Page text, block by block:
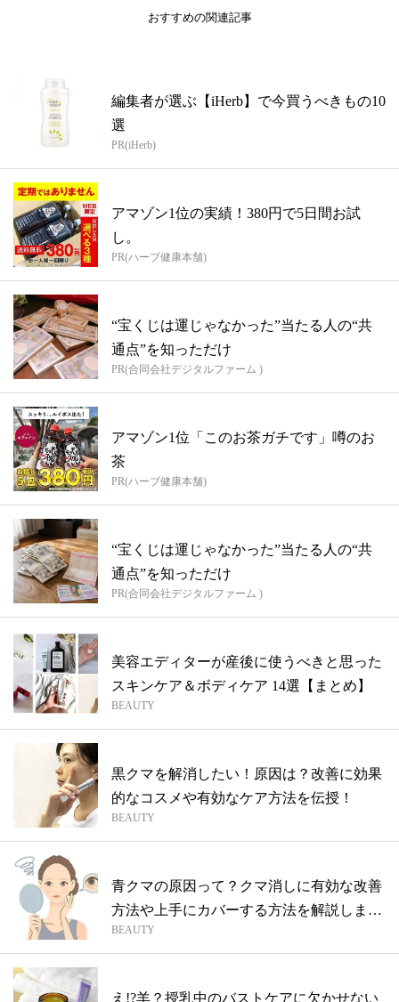
おすすめの関連記事
編集者が選ぶ【iHerb】で今買うべきもの10
選
PR(iHerb)
アマゾン1位の実績！380円で5日間お試
し。
PR(ハーブ健康本舗)
“宝くじは運じゃなかった”当たる人の“共
通点”を知っただけ
PR(合同会社デジタルファーム )
アマゾン1位「このお茶ガチです」噂のお
茶
PR(ハーブ健康本舗)
“宝くじは運じゃなかった”当たる人の“共
通点”を知っただけ
PR(合同会社デジタルファーム )
美容エディターが産後に使うべきと思った
スキンケア＆ボディケア 14選【まとめ】
BEAUTY
黒クマを解消したい！原因は？改善に効果
的なコスメや有効なケア方法を伝授！
BEAUTY
青クマの原因って？クマ消しに有効な改善
方法や上手にカバーする方法を解説しま
す！
BEAUTY
え!?羊？授乳中のバストケアに欠かせない